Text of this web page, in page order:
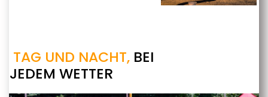
TAG UND NACHT, BEI
JEDEM WETTER